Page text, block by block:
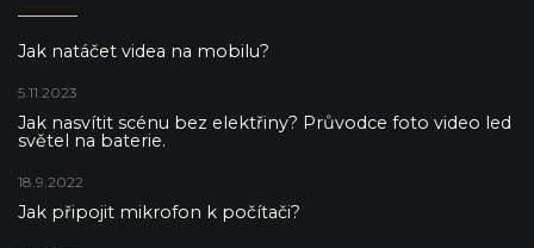
Jak natáčet videa na mobilu?
5.11.2023
Jak nasvítit scénu bez elektřiny? Průvodce foto video led
světel na baterie.
18.9.2022
Jak připojit mikrofon k počítači?